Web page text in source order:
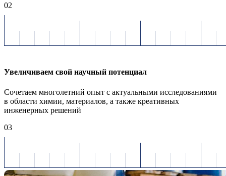
02
Увеличиваем свой научный потенциал
Сочетаем многолетний опыт с актуальными исследованиями
в области химии, материалов, а также креативных
инженерных решений
03